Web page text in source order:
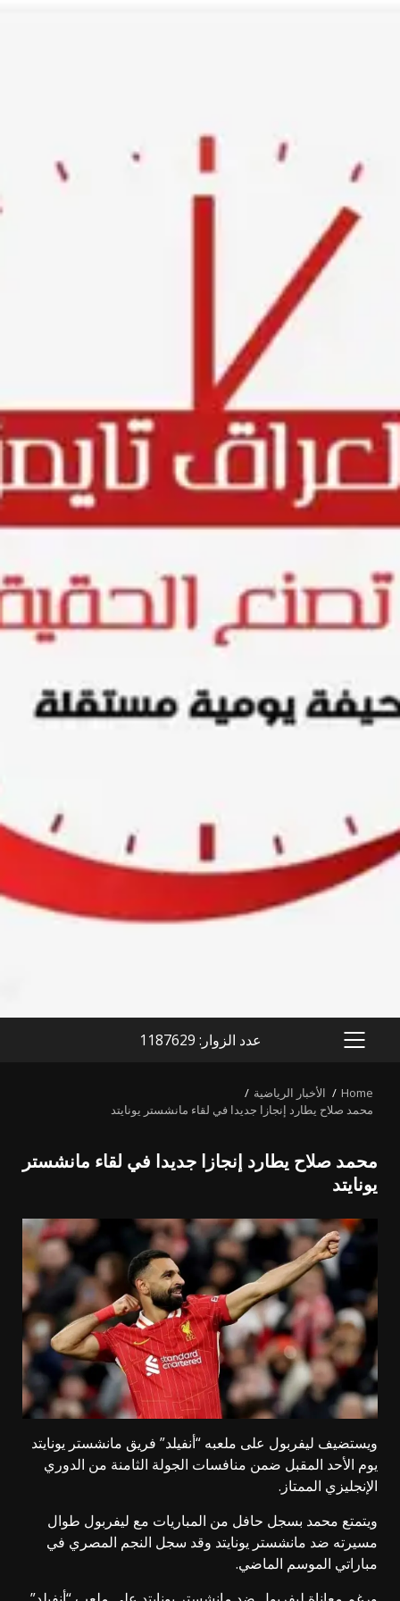
PRIMARY
عدد الزوار: 1187629
Home
الأخبار الرياضية
محمد صلاح يطارد إنجازا جديدا في لقاء مانشستر يونايتد
محمد صلاح يطارد إنجازا جديدا في لقاء مانشستر
يونايتد
ويستضيف ليفربول على ملعبه “أنفيلد” فريق مانشستر يونايتد
يوم الأحد المقبل ضمن منافسات الجولة الثامنة من الدوري
الإنجليزي الممتاز.
ويتمتع محمد بسجل حافل من المباريات مع ليفربول طوال
مسيرته ضد مانشستر يونايتد وقد سجل النجم المصري في
مباراتي الموسم الماضي.